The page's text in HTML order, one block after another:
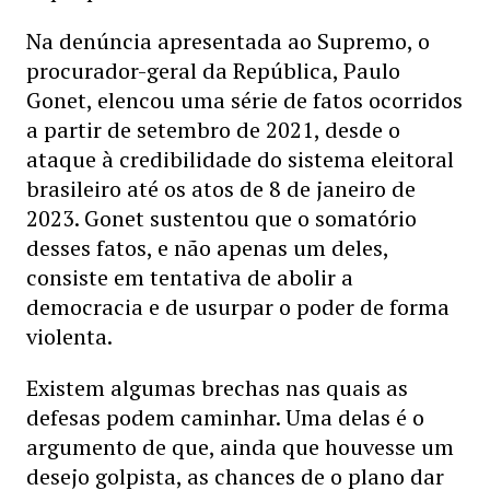
Na denúncia apresentada ao Supremo, o
procurador-geral da República, Paulo
Gonet, elencou uma série de fatos ocorridos
a partir de setembro de 2021, desde o
ataque à credibilidade do sistema eleitoral
brasileiro até os atos de 8 de janeiro de
2023. Gonet sustentou que o somatório
desses fatos, e não apenas um deles,
consiste em tentativa de abolir a
democracia e de usurpar o poder de forma
violenta.
Existem algumas brechas nas quais as
defesas podem caminhar. Uma delas é o
argumento de que, ainda que houvesse um
desejo golpista, as chances de o plano dar